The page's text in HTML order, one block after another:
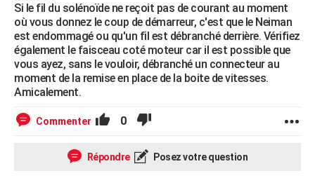
COPAINS D'AVANT
S'inscrire
Se connecter
Lycées
Collèges
Primaires
Universités
Entreprises
Service militaire
Avis de recherche
AVIS DE DÉCÈS
FORUM
Si le fil du solénoïde ne reçoit pas de courant au moment
où vous donnez le coup de démarreur, c'est que le Neiman
est endommagé ou qu'un fil est débranché derrière. Vérifiez
également le faisceau coté moteur car il est possible que
vous ayez, sans le vouloir, débranché un connecteur au
moment de la remise en place de la boite de vitesses.
Amicalement.
Commenter 0
Répondre Posez votre question